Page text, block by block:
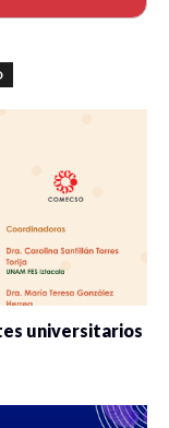
universitarios